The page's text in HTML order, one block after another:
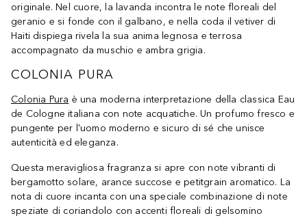
originale. Nel cuore, la lavanda incontra le note floreali del
geranio e si fonde con il galbano, e nella coda il vetiver di
Haiti dispiega rivela la sua anima legnosa e terrosa
accompagnato da muschio e ambra grigia.
COLONIA PURA
Colonia Pura è una moderna interpretazione della classica Eau
de Cologne italiana con note acquatiche. Un profumo fresco e
pungente per l'uomo moderno e sicuro di sé che unisce
autenticità ed eleganza.
Questa meravigliosa fragranza si apre con note vibranti di
bergamotto solare, arance succose e petitgrain aromatico. La
nota di cuore incanta con una speciale combinazione di note
speziate di coriandolo con accenti floreali di gelsomino